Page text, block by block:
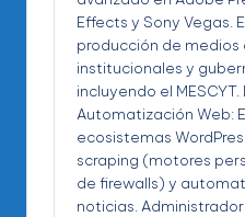
Effects y Sony Vegas.
producción de
institucionales y
incluyendo el
Automatización Web:
ecosistemas
scraping (motores
de firewalls) y
noticias.